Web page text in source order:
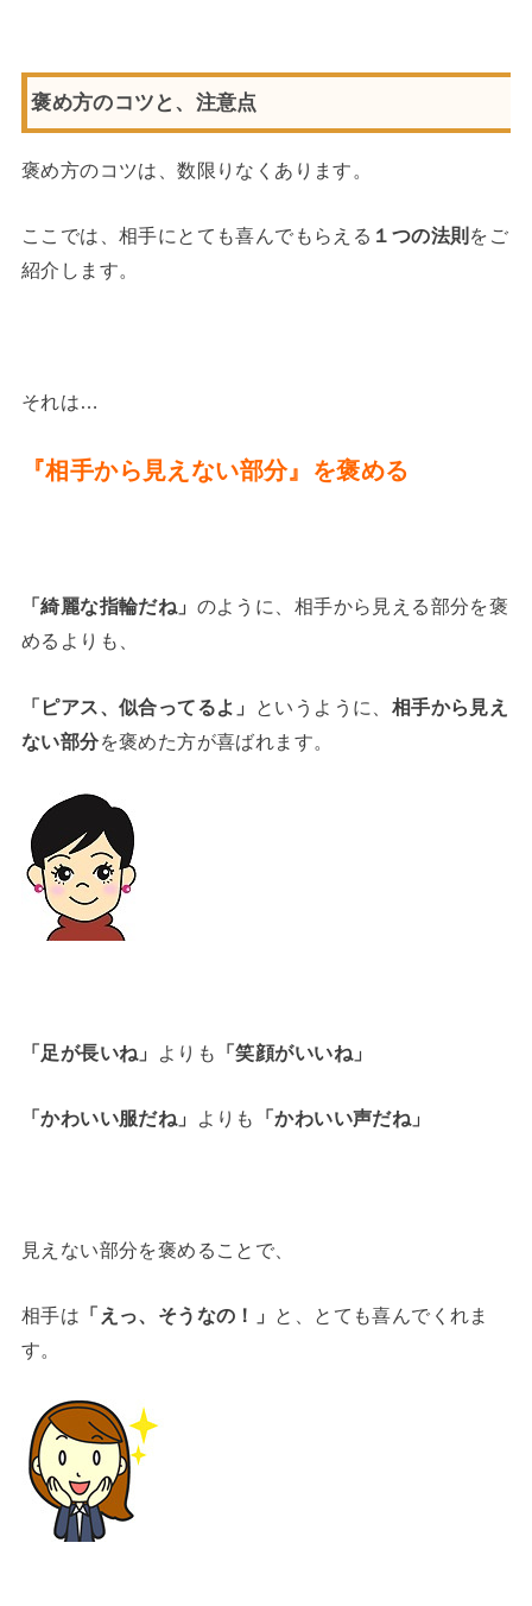
褒め方のコツと、注意点
褒め方のコツは、数限りなくあります。
ここでは、相手にとても喜んでもらえる １つの法則 をご
紹介します。
それは…
『相手から見えない部分』を褒める
「綺麗な指輪だね」 のように、相手から見える部分を褒
めるよりも、
「ピアス、似合ってるよ」 というように、 相手から見え
ない部分を褒めた方が喜ばれます。
「足が長いね」 よりも 「笑顔がいいね」
「かわいい服だね」 よりも 「かわいい声だね」
見えない部分を褒めることで、
相手は 「えっ、そうなの！」 と、とても喜んでくれま
す。